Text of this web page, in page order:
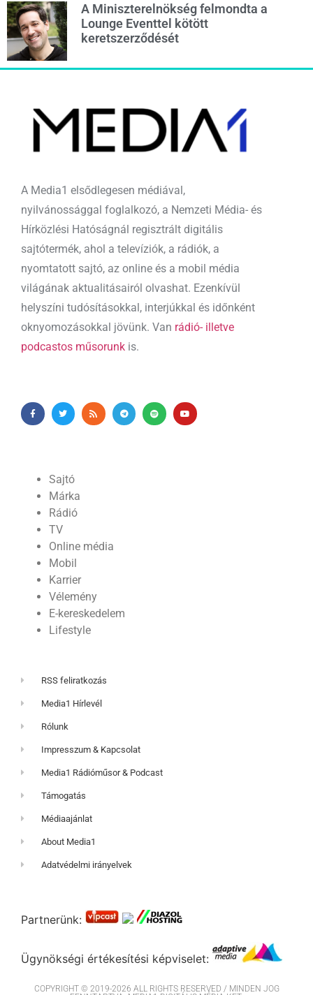
A Miniszterelnökség felmondta a
Lounge Eventtel kötött
keretszerződését
A Media1 elsődlegesen médiával,
nyilvánossággal foglalkozó, a Nemzeti Média- és
Hírközlési Hatóságnál regisztrált digitális
sajtótermék, ahol a televíziók, a rádiók, a
nyomtatott sajtó, az online és a mobil média
világának aktualitásairól olvashat. Ezenkívül
helyszíni tudósításokkal, interjúkkal és időnként
oknyomozásokkal jövünk. Van rádió- illetve
podcastos műsorunk is.
Sajtó
Márka
Rádió
TV
Online média
Mobil
Karrier
Vélemény
E-kereskedelem
Lifestyle
RSS feliratkozás
Media1 Hírlevél
Rólunk
Impresszum & Kapcsolat
Media1 Rádióműsor & Podcast
Támogatás
Médiaajánlat
About Media1
Adatvédelmi irányelvek
Partnerünk:
Ügynökségi értékesítési képviselet:
COPYRIGHT © 2019-2026 ALL RIGHTS RESERVED / MINDEN JOG